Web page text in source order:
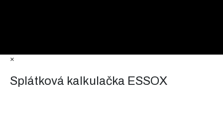
×
Splátková kalkulačka ESSOX